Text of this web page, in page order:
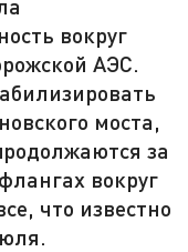
вокруг
АЭС.
моста,
за
вокруг
что известно